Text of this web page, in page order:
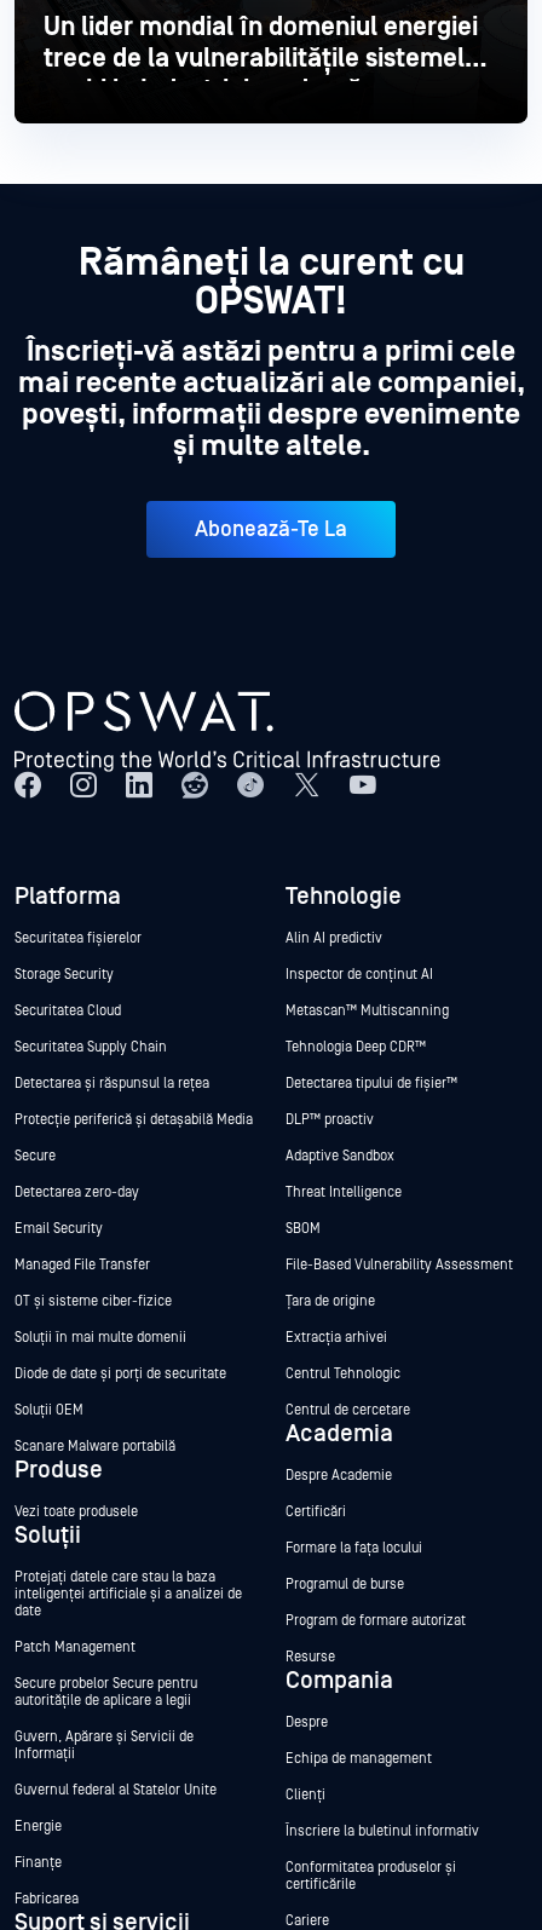
Un lider mondial în domeniul energiei
trece de la vulnerabilitățile sistemelor
vechi la Industrial modernă
Citește mai mult
Rămâneți la curent cu
OPSWAT!
Înscrieți-vă astăzi pentru a primi cele
mai recente actualizări ale companiei,
povești, informații despre evenimente
și multe altele.
Abonează-Te La
Platforma
Securitatea fișierelor
Storage Security
Securitatea Cloud
Securitatea Supply Chain
Detectarea și răspunsul la rețea
Protecție periferică și detașabilă Media
Secure
Detectarea zero-day
Email Security
Managed File Transfer
OT și sisteme ciber-fizice
Soluții în mai multe domenii
Diode de date și porți de securitate
Soluții OEM
Scanare Malware portabilă
Produse
Vezi toate produsele
Soluții
Protejați datele care stau la baza
inteligenței artificiale și a analizei de
date
Patch Management
Secure probelor Secure pentru
autoritățile de aplicare a legii
Guvern, Apărare și Servicii de
Informații
Guvernul federal al Statelor Unite
Energie
Finanțe
Fabricarea
Suport și servicii
Tehnologie
Alin AI predictiv
Inspector de conținut AI
Metascan™ Multiscanning
Tehnologia Deep CDR™
Detectarea tipului de fișier™
DLP™ proactiv
Adaptive Sandbox
Threat Intelligence
SBOM
File-Based Vulnerability Assessment
Țara de origine
Extracția arhivei
Centrul Tehnologic
Centrul de cercetare
Academia
Despre Academie
Certificări
Formare la fața locului
Programul de burse
Program de formare autorizat
Resurse
Compania
Despre
Echipa de management
Clienți
Înscriere la buletinul informativ
Conformitatea produselor și
certificările
Cariere